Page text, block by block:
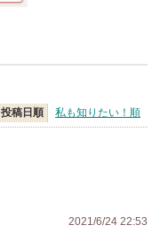
投稿日順 私も知りたい！順
2021/6/24 22:53